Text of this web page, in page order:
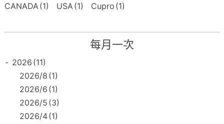
CANADA(1) USA(1) Cupro (1)
每月一次
- 2026 (11)
2026/8 (1)
2026/6 (1)
2026/5 (3)
2026/4(1)